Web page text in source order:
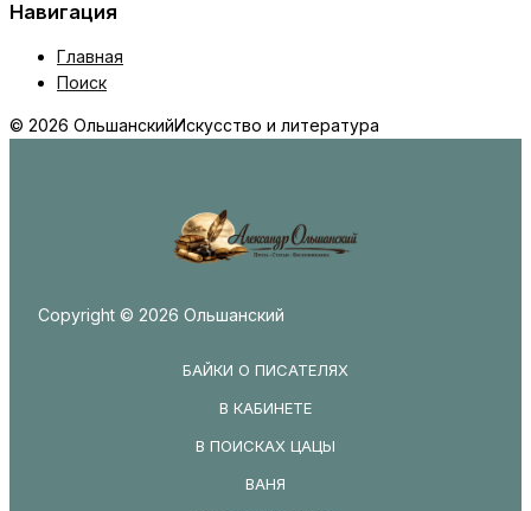
Навигация
Главная
Поиск
© 2026 ОльшанскийИскусство и литература
Copyright © 2026 Ольшанский
БАЙКИ О ПИСАТЕЛЯХ
В КАБИНЕТЕ
В ПОИСКАХ ЦАЦЫ
ВАНЯ